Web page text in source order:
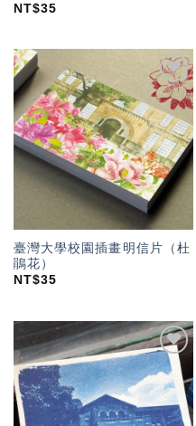
NT$35
加入
「願
望輕
單」
臺灣大學校園插畫明信片（杜
鵑花）
NT$35
加入
「願
望輕
單」